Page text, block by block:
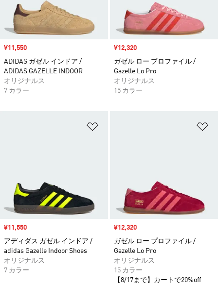
セール価格
¥11,550
ADIDAS ガゼル インドア /
ADIDAS GAZELLE INDOOR
オリジナルス
7 カラー
セール価格
¥12,320
ガゼル ロー プロファイル /
Gazelle Lo Pro
オリジナルス
15 カラー
セール価格
¥11,550
アディダス ガゼル インドア /
adidas Gazelle Indoor Shoes
オリジナルス
7 カラー
セール価格
¥12,320
ガゼル ロー プロファイル /
Gazelle Lo Pro
オリジナルス
15 カラー
【8/17まで】カートで20%off